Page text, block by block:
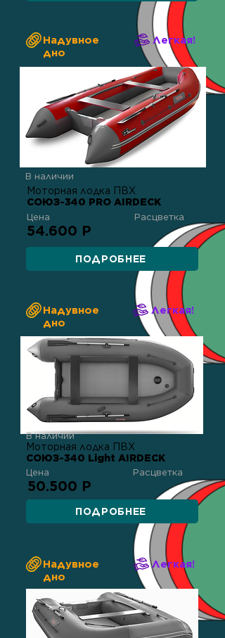
Надувное
дно
Легкая!
В наличии
Моторная лодка ПВХ
СОЮЗ-340 PRO AIRDECK
Цена Расцветка
54.600 Р
ПОДРОБНЕЕ
Надувное
дно
Легкая!
В наличии
Моторная лодка ПВХ
СОЮЗ-340 Light AIRDECK
Расцветка
Цена
50.500 Р
ПОДРОБНЕЕ
Надувное
дно
Легкая!